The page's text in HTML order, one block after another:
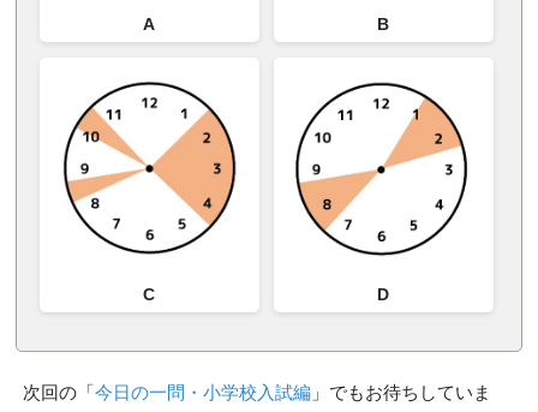
A B
C D
次回の「今日の一問・小学校入試編」でもお待ちしていま